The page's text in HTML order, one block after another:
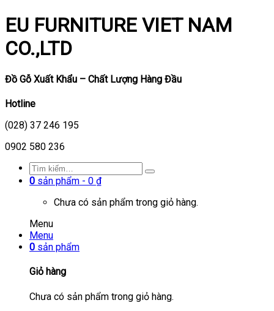
EU FURNITURE VIET NAM
CO.,LTD
Đồ Gỗ Xuất Khẩu – Chất Lượng Hàng Đầu
Hotline
(028) 37 246 195
0902 580 236
0 sản phẩm - 0 ₫
Chưa có sản phẩm trong giỏ hàng.
Menu
Menu
0 sản phẩm
Giỏ hàng
Chưa có sản phẩm trong giỏ hàng.